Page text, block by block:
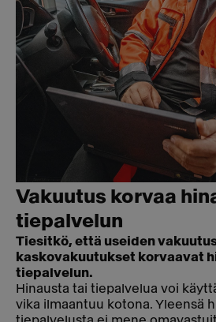
Vakuutus korvaa
tiepalvelun
Tiesitkö, että useiden
kaskovakuutukset korvaavat
tiepalvelun.
Hinausta tai tiepalvelua voi
vika ilmaantuu kotona. Yleensä